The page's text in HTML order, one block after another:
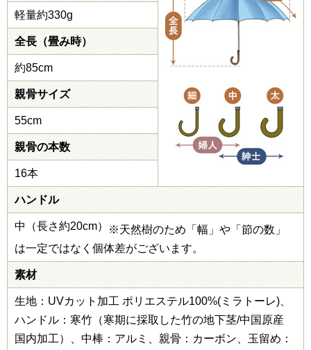
軽量約330g
全長（畳み時）
約85cm
親骨サイズ
55cm
親骨の本数
16本
ハンドル
中（長さ約20cm）
※天然樹のため「幅」や「節の数」
は一定ではなく個体差がございます。
素材
生地：UVカット加工 ポリエステル100%(ミラトーレ)、
ハンドル：寒竹（寒期に採取した竹の地下茎/中国原産
国内加工）、中棒：アルミ、親骨：カーボン、玉留め：